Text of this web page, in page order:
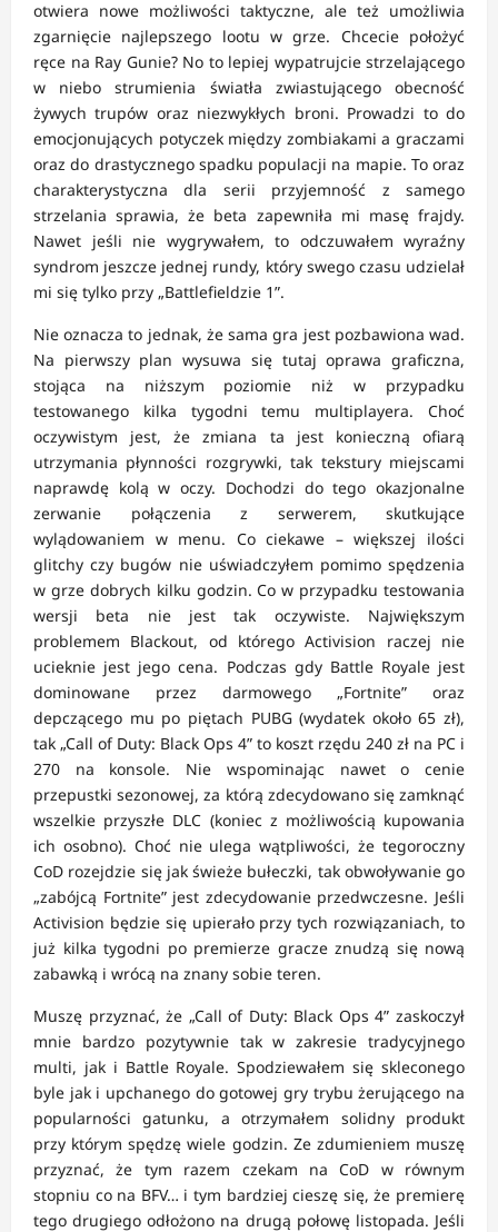
otwiera nowe możliwości taktyczne, ale też umożliwia
zgarnięcie najlepszego lootu w grze. Chcecie położyć
ręce na Ray Gunie? No to lepiej wypatrujcie strzelającego
w niebo strumienia światła zwiastującego obecność
żywych trupów oraz niezwykłych broni. Prowadzi to do
emocjonujących potyczek między zombiakami a graczami
oraz do drastycznego spadku populacji na mapie. To oraz
charakterystyczna dla serii przyjemność z samego
strzelania sprawia, że beta zapewniła mi masę frajdy.
Nawet jeśli nie wygrywałem, to odczuwałem wyraźny
syndrom jeszcze jednej rundy, który swego czasu udzielał
mi się tylko przy „Battlefieldzie 1”.
Nie oznacza to jednak, że sama gra jest pozbawiona wad.
Na pierwszy plan wysuwa się tutaj oprawa graficzna,
stojąca na niższym poziomie niż w przypadku
testowanego kilka tygodni temu multiplayera. Choć
oczywistym jest, że zmiana ta jest konieczną ofiarą
utrzymania płynności rozgrywki, tak tekstury miejscami
naprawdę kolą w oczy. Dochodzi do tego okazjonalne
zerwanie połączenia z serwerem, skutkujące
wylądowaniem w menu. Co ciekawe – większej ilości
glitchy czy bugów nie uświadczyłem pomimo spędzenia
w grze dobrych kilku godzin. Co w przypadku testowania
wersji beta nie jest tak oczywiste. Największym
problemem Blackout, od którego Activision raczej nie
ucieknie jest jego cena. Podczas gdy Battle Royale jest
dominowane przez darmowego „Fortnite” oraz
depczącego mu po piętach PUBG (wydatek około 65 zł),
tak „Call of Duty: Black Ops 4” to koszt rzędu 240 zł na PC i
270 na konsole. Nie wspominając nawet o cenie
przepustki sezonowej, za którą zdecydowano się zamknąć
wszelkie przyszłe DLC (koniec z możliwością kupowania
ich osobno). Choć nie ulega wątpliwości, że tegoroczny
CoD rozejdzie się jak świeże bułeczki, tak obwoływanie go
„zabójcą Fortnite” jest zdecydowanie przedwczesne. Jeśli
Activision będzie się upierało przy tych rozwiązaniach, to
już kilka tygodni po premierze gracze znudzą się nową
zabawką i wrócą na znany sobie teren.
Muszę przyznać, że „Call of Duty: Black Ops 4” zaskoczył
mnie bardzo pozytywnie tak w zakresie tradycyjnego
multi, jak i Battle Royale. Spodziewałem się skleconego
byle jak i upchanego do gotowej gry trybu żerującego na
popularności gatunku, a otrzymałem solidny produkt
przy którym spędzę wiele godzin. Ze zdumieniem muszę
przyznać, że tym razem czekam na CoD w równym
stopniu co na BFV… i tym bardziej cieszę się, że premierę
tego drugiego odłożono na drugą połowę listopada. Jeśli